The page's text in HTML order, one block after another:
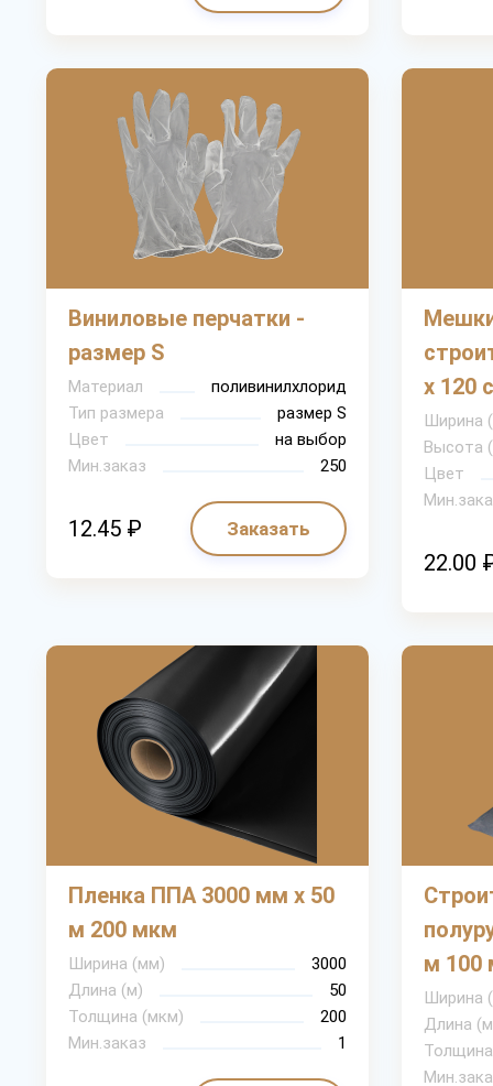
Виниловые перчатки -
размер S
Материал
поливинилхлорид
Тип размера
размер S
Цвет
на выбор
Мин.заказ
250
12.45 ₽ Заказать
х 120
Ширина
Высота
Цвет
22.00
Пленка ППА 3000 мм х 50
м 200 мкм
Ширина (мм)
3000
Длина (м)
50
Толщина (мкм)
200
Мин.заказ
1
м 100
Ширина
Длина